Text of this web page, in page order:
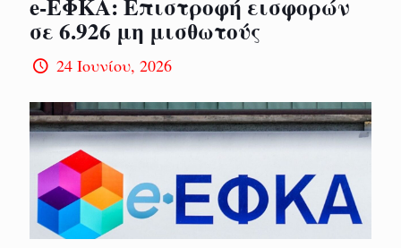
e-ΕΦΚΑ: Επιστροφή εισφορών
σε 6.926 μη μισθωτούς
24 Ιουνίου, 2026